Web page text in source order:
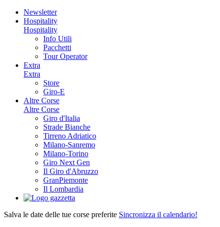
Newsletter
Hospitality
Hospitality
Info Utili
Pacchetti
Tour Operator
Extra
Extra
Store
Giro-E
Altre Corse
Altre Corse
Giro d'Italia
Strade Bianche
Tirreno Adriatico
Milano-Sanremo
Milano-Torino
Giro Next Gen
Il Giro d'Abruzzo
GranPiemonte
Il Lombardia
Salva le date delle tue corse preferite Sincronizza il calendario!